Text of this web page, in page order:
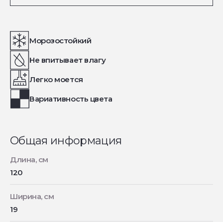
Морозостойкий
Не впитывает влагу
Легко моется
Вариативность цвета
Общая информация
Длина, см
120
Ширина, см
19